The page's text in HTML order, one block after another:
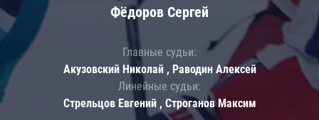
Фёдоров Сергей
Главные судьи:
Акузовский Николай , Раводин Алексей
Линейные судьи:
Стрельцов Евгений , Строганов Максим